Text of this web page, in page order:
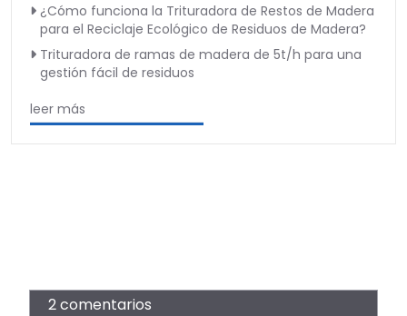
¿Cómo funciona la Trituradora de Restos de Madera
para el Reciclaje Ecológico de Residuos de Madera?
Trituradora de ramas de madera de 5t/h para una
gestión fácil de residuos
leer más
2 comentarios